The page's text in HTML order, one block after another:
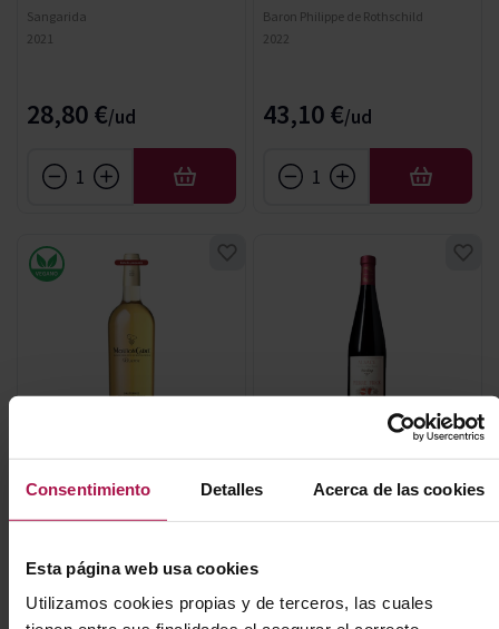
Consentimiento Detalles Acerca de las cookies
Esta página web usa cookies
Utilizamos cookies propias y de terceros, las cuales
Sangarida
2021
28,80 €
AÑADIR
Baron Philippe de Rothschild
2022
43,10 €
AÑADIR
Réserve Mouton Cadet
Sauternes 37.5cl
23,20 €
Pierre Frick Riesling
Domaine Pierre Frick
34,79 €